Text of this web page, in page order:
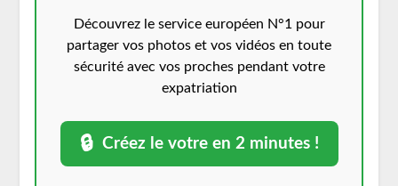
Découvrez le service européen N°1 pour
partager vos photos et vos vidéos en toute
sécurité avec vos proches pendant votre
expatriation
🔒 Créez le votre en 2 minutes !